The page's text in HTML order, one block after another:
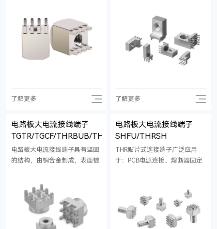
力，比焊接或螺钉连接更为安
全，且防振动抗冲击。 使用压配
合安装，无需焊接，可使印刷电
路板承受热负载，提升可靠性，
了解更多
力，比焊接或螺钉连接更为安
全，且防振动抗冲击。 使用压配
合安装，无需焊接，可使印刷电
路板承受热负载，提升可靠性，
且经济高效。
了解更多
电路板大电流接线端子
TGTR/TGCF/THRBUB/THRBUT
电路板大电流接线端子具有坚固
的结构，由铜合金制成，表面镀
力，比焊接或螺钉连接更为安
全，且防振动抗冲击。 使用压配
合安装，无需焊接，可使印刷电
路板承受热负载，提升可靠性，
电路板大电流接线端子
SHFU/THRSH
THR贴片式连接端子广泛应用
于：PCB电源连接、熔断器固定
全自动安装、节约生产时间；集
成度高——占用空间小，安装密
度高，节约空间；机械强度高
——铜合金整体加工成型，通孔